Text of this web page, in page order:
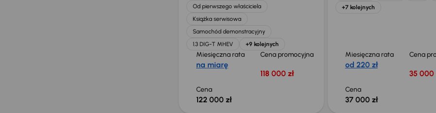
Od pierwszego właściciela
Książka serwisowa
Samochód demonstracyjny
1.3 DIG-T MHEV
+9 kolejnych
Miesięczna rata
na miarę
Cena promocyjna
118 000 zł
Cena
122 000 zł
+7 kolejnych
Miesięczna rata
od 220 zł
Cena
35 000
Cena
37 000 zł